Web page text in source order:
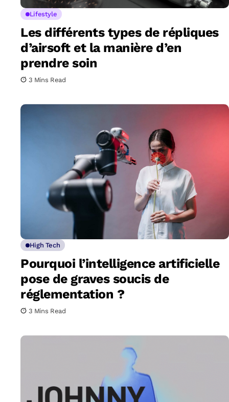
Lifestyle
Les différents types de répliques
d’airsoft et la manière d’en
prendre soin
3 Mins Read
High Tech
Pourquoi l’intelligence artificielle
pose de graves soucis de
réglementation ?
3 Mins Read